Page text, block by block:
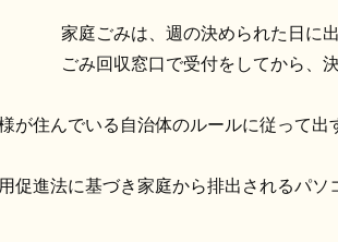
家庭ごみは、週の決められた日に
ごみ回収窓口で受付をしてから、
が住んでいる自治体のルールに従って出
促進法に基づき家庭から排出されるパ